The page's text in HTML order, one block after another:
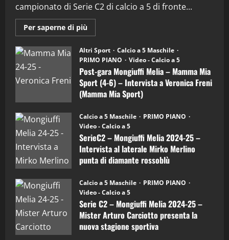
campionato di Serie C2 di calcio a 5 di fronte...
Per saperne di più
informazioni
Post-
gara
Mongiuffi
Melia
–
Mamma
Mia
Sport
6)
–
Intervista
a
mister
Arturo
Carciotto
(Mongiuffi
Altri Sport
Calcio a 5 Maschile
PRIMO PIANO
Video - Calcio a 5
Post-gara Mongiuffi Melia – Mamma Mia
Sport (4-6) – Intervista a Veronica Freni
(Mamma Mia Sport)
Calcio a 5 Maschile
PRIMO PIANO
Video - Calcio a 5
SerieC2 – Mongiuffi Melia 2024-25 –
Intervista al laterale Mirko Merlino
punta di diamante rossoblù
Calcio a 5 Maschile
PRIMO PIANO
Video - Calcio a 5
Serie C2 – Mongiuffi Melia 2024-25 –
Mister Arturo Carciotto presenta la
nuova stagione sportiva
2 28/04/2026
3
"SportEmpire" in Podcast
“SportEmpire” in Podcast: 28^ Puntata
(Martedi 21 Aprile 2026)
21/04/2026
“SportEmpire” in Podcast: 27^ Puntata
(Martedi 14 Aprile 2026)
15/04/2026
5
“SportEmpire” in Podcast: 26^ Puntata
(Martedi 07 Aprile 2026)
08/04/2026